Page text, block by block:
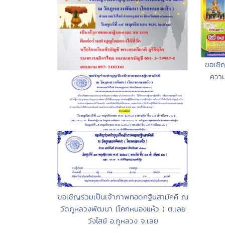
ขอเชิญร่วมเป็นเจ้าภาพทอดกฐินสามัคคี ณ
วัดภูหลวงพัฒนา (โคกหนองแห้ว ) ต.เลย
วังไสย์ อ.ภูหลวง จ.เลย
ขอเ
คว